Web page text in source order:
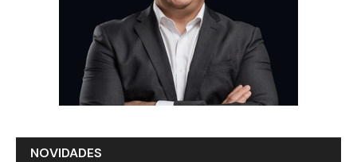
NOVIDADES